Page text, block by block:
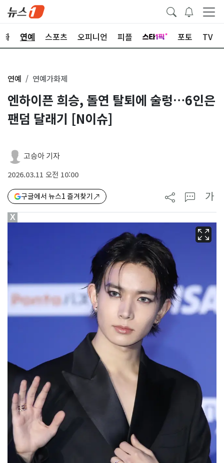
화 연예 스포츠 오피니언 피플 포토 TV
연예 연예가화제
엔하이픈 희승, 돌연 탈퇴에 술렁…6인은
팬덤 달래기 [N이슈]
고승아 기자
2026.03.11 오전 10:00
구글에서 뉴스1 즐겨찾기 가
X